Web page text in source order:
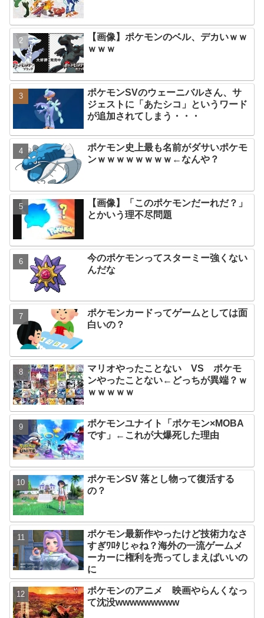
【画像】ポケモンのベル、デカいｗｗ
ｗｗｗ
ポケモンSVのウェーニバルさん、サ
ジェストに「あたシコ」というワード
が追加されてしまう・・・
ポケモン史上最も名前がダサいポケモ
ンｗｗｗｗｗｗｗｗ←なんや？
【画像】「このポケモンだーれだ？」
とかいう理不尽問題
今のポケモンってスターミー強くない
んだな
ポケモンカードってゲームとしては面
白いの？
マリオやったことない VS ポケモ
ンやったことない←どっちが異端？ｗ
ｗｗｗｗｗ
ポケモンユナイト「ポケモン×MOBA
です」←これが大爆死した理由
ポケモンSV 落とし物って復活する
の？
ポケモン最新作やったけど技術力なさ
すぎﾜﾛﾀじゃね？海外の一流ゲームメ
ーカーに権利を売ってしまえばいいの
に
ポケモンのアニメ 映画やらんくなっ
て沈没wwwwwwwww